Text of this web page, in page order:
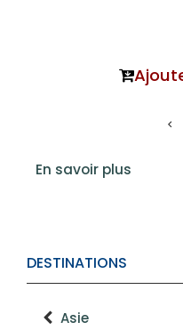
DESTINATIONS
Asie
En savoir plus